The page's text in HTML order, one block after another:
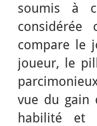
soumis à
considérée
compare le
joueur, le
vue du gain
habilité et